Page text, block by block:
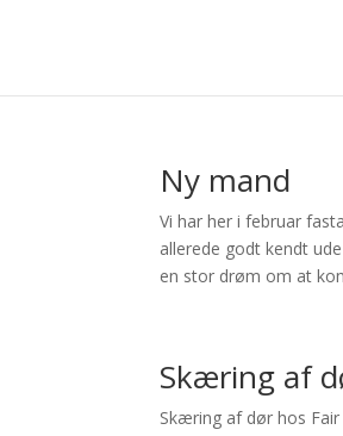
Ny mand
Vi har her i februar
allerede godt kendt
en stor drøm om at
Skæring af
Skæring af dør hos